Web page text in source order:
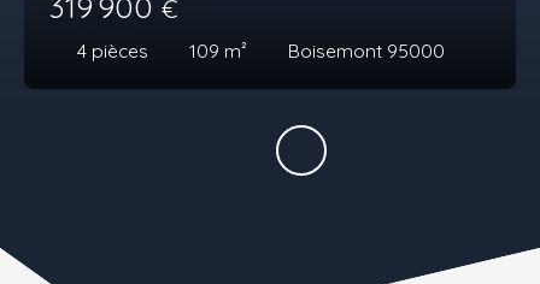
€
4 pièces 109 m² Boisemont 95000